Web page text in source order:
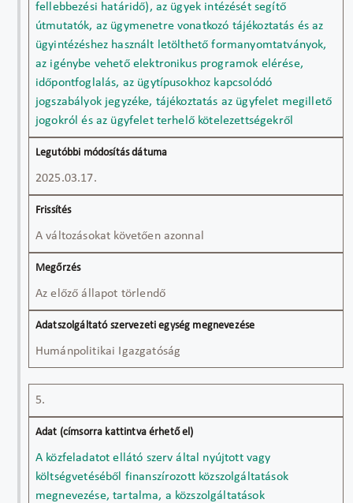
fellebbezési határidő), az ügyek intézését segítő
útmutatók, az ügymenetre vonatkozó tájékoztatás és az
ügyintézéshez használt letölthető formanyomtatványok,
az igénybe vehető elektronikus programok elérése,
időpontfoglalás, az ügytípusokhoz kapcsolódó
jogszabályok jegyzéke, tájékoztatás az ügyfelet megillető
jogokról és az ügyfelet terhelő kötelezettségekről
2025.03.17.
A változásokat követően azonnal
Az előző állapot törlendő
Humánpolitikai Igazgatóság
5.
A közfeladatot ellátó szerv által nyújtott vagy
költségvetéséből finanszírozott közszolgáltatások
megnevezése, tartalma, a közszolgáltatások